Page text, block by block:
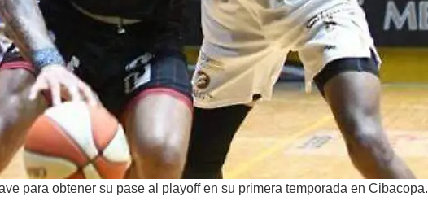
para obtener su pase al playoff en su primera temporada en Cibacopa.